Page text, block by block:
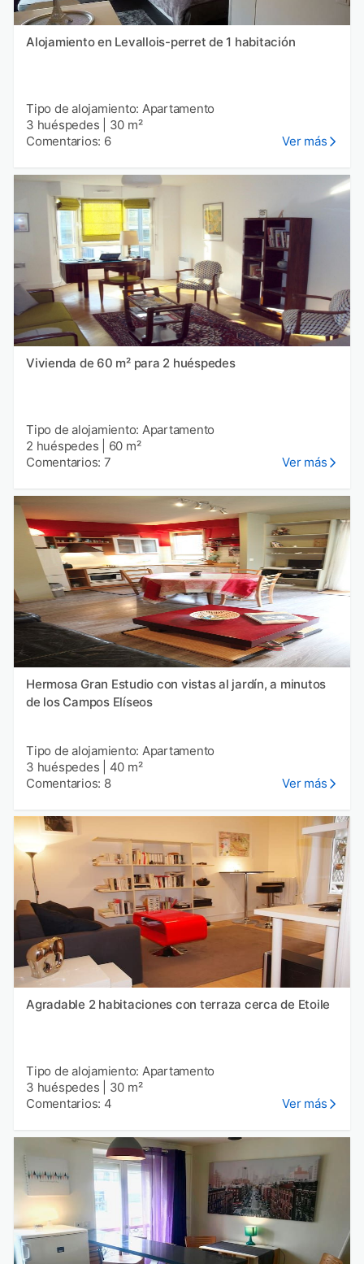
Alojamiento en Levallois-perret de 1 habitación
Tipo de alojamiento: Apartamento
3 huéspedes
30 m²
Comentarios: 6
Ver más
Vivienda de 60 m² para 2 huéspedes
Tipo de alojamiento: Apartamento
2 huéspedes
60 m²
Comentarios: 7
Ver más
Hermosa Gran Estudio con vistas al jardín, a minutos
de los Campos Elíseos
Tipo de alojamiento: Apartamento
3 huéspedes
40 m²
Comentarios: 8
Ver más
Agradable 2 habitaciones con terraza cerca de Etoile
Tipo de alojamiento: Apartamento
3 huéspedes
30 m²
Comentarios: 4
Ver más